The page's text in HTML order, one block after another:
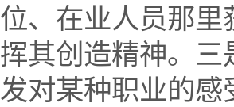
位、在业人员那
挥其创造精神。
发对某种职业的感